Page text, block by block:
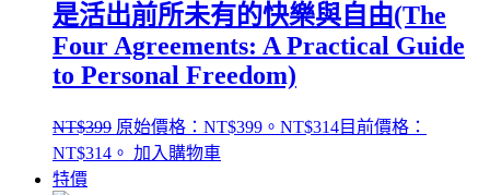
是活出前所未有的快樂與自由(The
Four Agreements: A Practical Guide
to Personal Freedom)
NT$399 原始價格：NT$399。 NT$314目前價格：
NT$314。 加入購物車
特價